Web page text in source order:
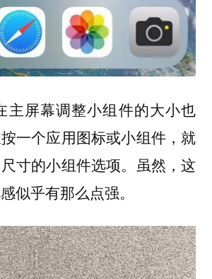
主屏幕调整小组件的大小也
一个应用图标或小组件，就
寸的小组件选项。虽然，这
似乎有那么点强。